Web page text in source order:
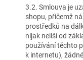
3.2. Smlouva je
shopu, přičemž
prostředků na
nijak neliší od
používání těchto
k internetu),